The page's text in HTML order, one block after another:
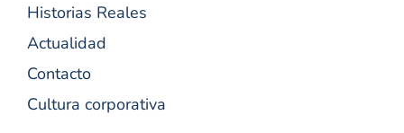
Historias Reales
Actualidad
Contacto
Cultura corporativa